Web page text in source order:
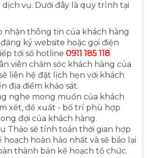
dịch vụ. Dưới đây là quy trình tại
nhận thông tin của khách hàng
ký website hoặc gọi điện
tới số hotline 0911 185 118
viên chăm sóc khách hàng của
liên hệ đặt lịch hẹn với khách
địa điểm khảo sát.
nghe mong muốn của khách
xét, đề xuất - bố trí phù hợp
đợi của khách hàng.
Thảo sẽ tính toán thời gian hợp
hoạch hoàn hảo nhất và sẽ báo lại
thành bản kế hoạch tổ chức.